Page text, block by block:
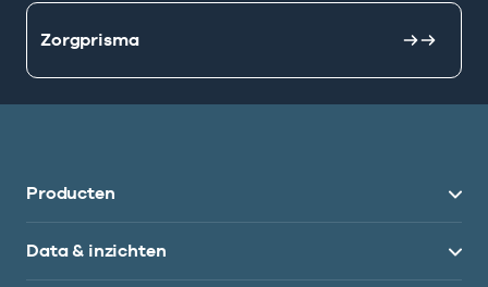
Zorgprisma
Producten
Data & inzichten